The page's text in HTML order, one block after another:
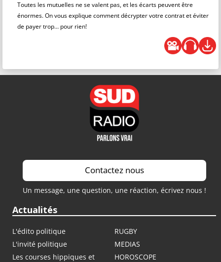
Toutes les mutuelles ne se valent pas, et les écarts peuvent être
énormes. On vous explique comment décrypter votre contrat et éviter
de payer trop… pour rien!
Contactez nous
Un message, une question, une réaction, écrivez nous !
Actualités
L'édito politique
RUGBY
L'invité politique
MEDIAS
Les courses hippiques et
HOROSCOPE